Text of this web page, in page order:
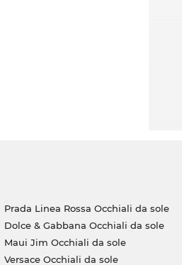
Prada Linea Rossa Occhiali da sole
Dolce & Gabbana Occhiali da sole
Maui Jim Occhiali da sole
Versace Occhiali da sole